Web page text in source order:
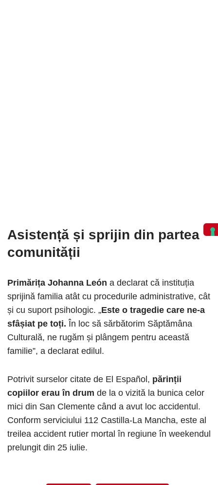
Asistență și sprijin din partea
comunității
Primărița Johanna León a declarat că instituția
sprijină familia atât cu procedurile administrative, cât
și cu suport psihologic. „Este o tragedie care ne-a
sfâșiat pe toți. În loc să sărbătorim Săptămâna
Culturală, ne rugăm și plângem pentru această
familie”, a declarat edilul.
Potrivit surselor citate de El Español, părinții
copiilor erau în drum de la o vizită la bunica celor
mici din San Clemente când a avut loc accidentul.
Conform serviciului 112 Castilla-La Mancha, este al
treilea accident rutier mortal în regiune în weekendul
prelungit din 25 iulie.